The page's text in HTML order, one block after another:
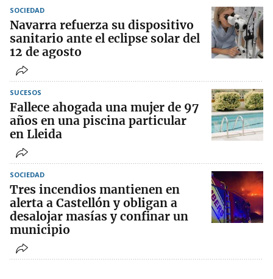
SOCIEDAD
Navarra refuerza su dispositivo
sanitario ante el eclipse solar del
12 de agosto
SUCESOS
Fallece ahogada una mujer de 97
años en una piscina particular
en Lleida
SOCIEDAD
Tres incendios mantienen en
alerta a Castellón y obligan a
desalojar masías y confinar un
municipio